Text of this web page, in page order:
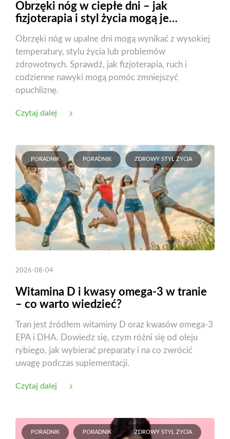
Obrzęki nóg w ciepłe dni – jak
fizjoterapia i styl życia mogą je
Obrzęki nóg w upalne dni mogą wynikać z wysokiej
temperatury, stylu życia lub problemów
zdrowotnych. Sprawdź, jak fizjoterapia, ruch i
codzienne nawyki mogą pomóc zmniejszyć
opuchliznę.
Czytaj dalej
PORADNIK PORADNIK ZDROWY STYL ŻYCIA
2026-08-04
Witamina D i kwasy omega-3 w tranie
– co warto wiedzieć?
Tran jest źródłem witaminy D oraz kwasów omega-3
EPA i DHA. Dowiedz się, czym różni się od oleju
rybiego, jak wybierać preparaty i na co zwrócić
uwagę podczas suplementacji.
Czytaj dalej
PORADNIK PORADNIK ZDROWY STYL ŻYCIA